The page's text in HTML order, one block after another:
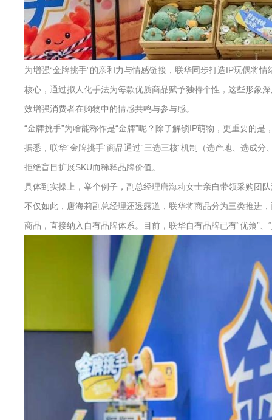
为增强“金牌挑手”的亲和力与情感链接，联华同步打造IP玩偶将
核心，通过拟人化手法为每款优质商品赋予独特个性，这些形象
效增强消费者在购物中的情感共鸣与参与感。
“金牌挑手”为啥能称作是“金牌”呢？除了解锁IP萌物，更重要的
据悉，联华“金牌挑手”商品通过“三选三核”机制（选产地、选成
拒绝盲目扩展SKU而稀释品牌价值。
具体到实操上，举个例子，副总经理唐海莉女士亲自带领采购团
不仅如此，唐海莉副总经理还透露道，联华将商品分为三类推进
商品，直接纳入自有品牌体系。目前，联华自有品牌已有“优飨”、